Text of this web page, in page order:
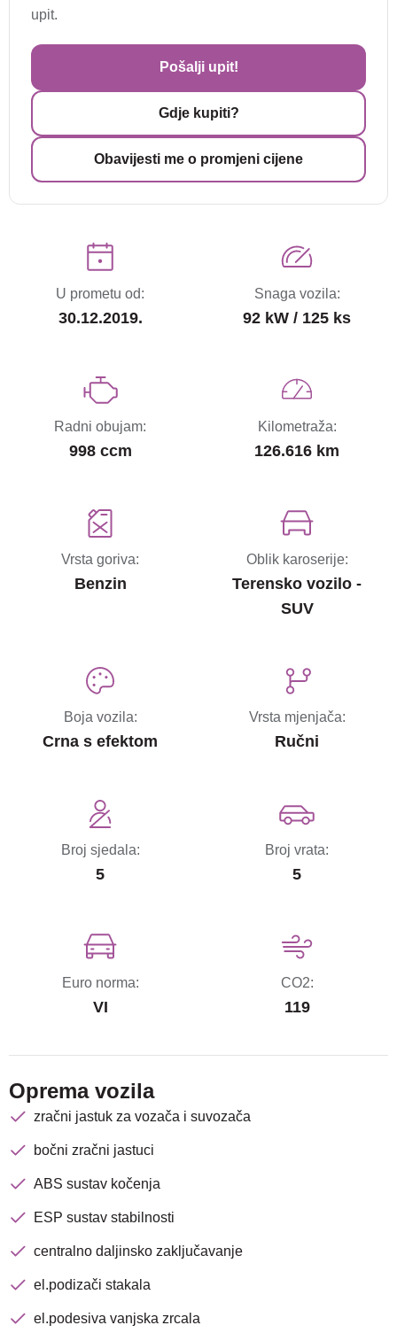
upit.
Pošalji upit!
Gdje kupiti?
Obavijesti me o promjeni cijene
U prometu od:
30.12.2019.
Snaga vozila:
92 kW / 125 ks
Radni obujam:
998 ccm
Kilometraža:
126.616 km
Vrsta goriva:
Benzin
Oblik karoserije:
Terensko vozilo -
SUV
Boja vozila:
Crna s efektom
Vrsta mjenjača:
Ručni
Broj sjedala:
5
Broj vrata:
5
Euro norma:
VI
CO2:
119
Oprema vozila
zračni jastuk za vozača i suvozača
bočni zračni jastuci
ABS sustav kočenja
ESP sustav stabilnosti
centralno daljinsko zaključavanje
el.podizači stakala
el.podesiva vanjska zrcala
Nova lokacija - Slavonska
avenija 102, Resnik